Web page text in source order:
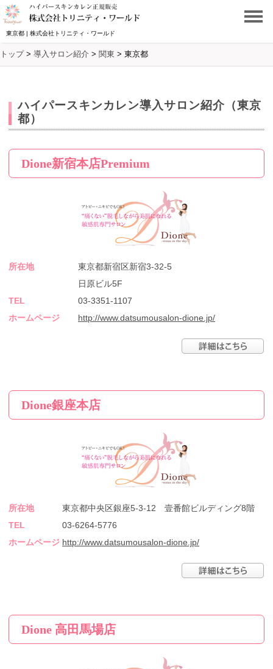
東京都 | 株式会社トリニティ・ワールド
トップ> 導入サロン紹介 > 関東 > 東京都
ハイパースキンカレン導入サロン紹介（東京
都）
Dione新宿本店Premium
所在地
東京都新宿区新宿3-32-5
日原ビル5F
TEL
03-3351-1107
ホームページ
http://www.datsumousalon-dione.jp/
Dione銀座本店
所在地
東京都中央区銀座5-3-12 壹番館ビルディング8階
TEL
03-6264-5776
ホームページ http://www.datsumousalon-dione.jp/
Dione 高田馬場店